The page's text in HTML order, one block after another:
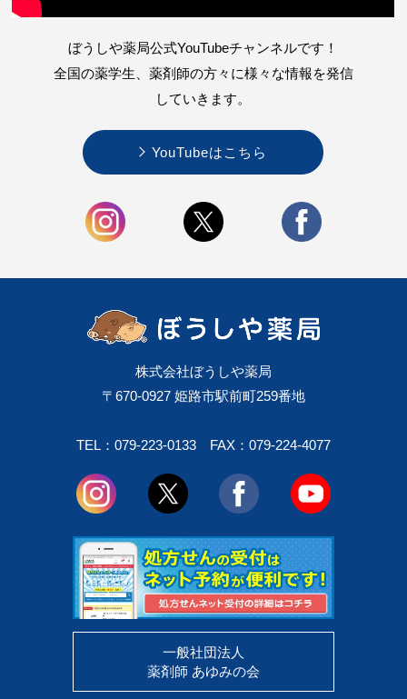
ぼうしや薬局公式YouTubeチャンネルです！
全国の薬学生、薬剤師の方々に様々な情報を発信
していきます。
YouTubeはこちら
株式会社ぼうしや薬局
〒670-0927 姫路市駅前町259番地
TEL：079-223-0133 FAX：079-224-4077
一般社団法人
薬剤師 あゆみの会